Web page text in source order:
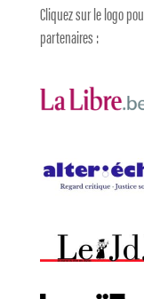
Cliquez sur le logo
partenaires :